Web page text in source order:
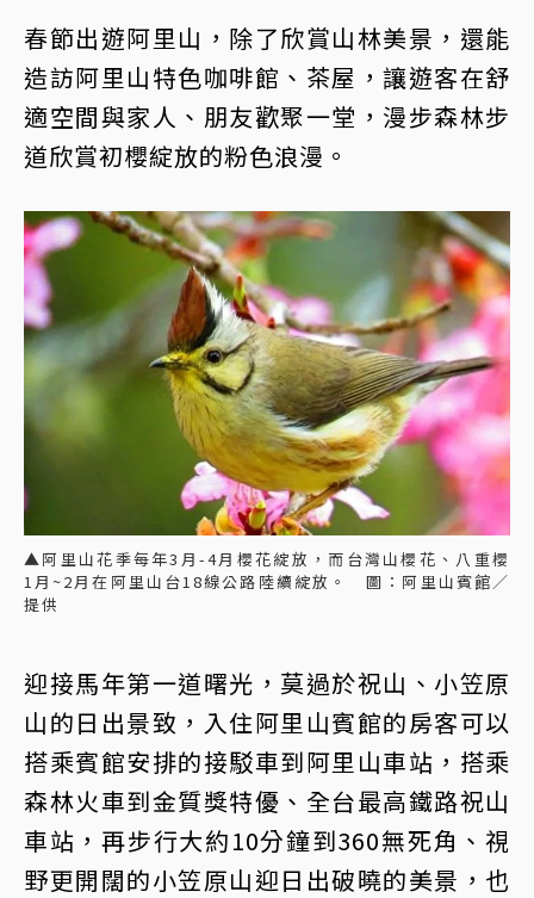
春節出遊阿里山，除了欣賞山林美景，還能
造訪阿里山特色咖啡館、茶屋，讓遊客在舒
適空間與家人、朋友歡聚一堂，漫步森林步
道欣賞初櫻綻放的粉色浪漫。
▲阿里山花季每年3月-4月櫻花綻放，而台灣山櫻花、八重櫻
1月~2月在阿里山台18線公路陸續綻放。 圖：阿里山賓館／
提供
迎接馬年第一道曙光，莫過於祝山、小笠原
山的日出景致，入住阿里山賓館的房客可以
搭乘賓館安排的接駁車到阿里山車站，搭乘
森林火車到金質獎特優、全台最高鐵路祝山
車站，再步行大約10分鐘到360無死角、視
野更開闊的小笠原山迎日出破曉的美景，也